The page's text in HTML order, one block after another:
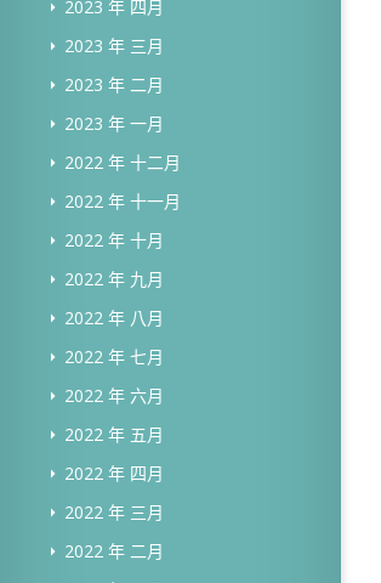
2023 年 四月
2023 年 三月
2023 年 二月
2023 年 一月
2022 年 十二月
2022 年 十一月
2022 年 十月
2022 年 九月
2022 年 八月
2022 年 七月
2022 年 六月
2022 年 五月
2022 年 四月
2022 年 三月
2022 年 二月